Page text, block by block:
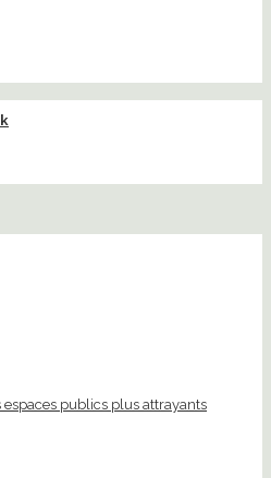
publics plus attrayants